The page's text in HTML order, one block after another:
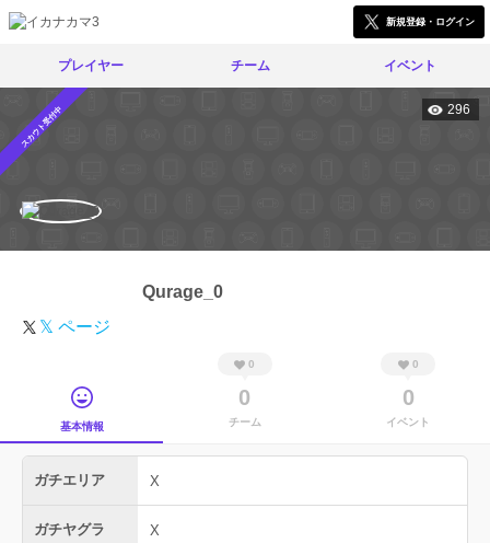
新規登録・ログイン
プレイヤー チーム イベント
スカウト受付中 296
Qurage_0
𝕏 ページ
基本情報
0
0
チーム
0
0
イベント
ガチエリア X
ガチヤグラ X